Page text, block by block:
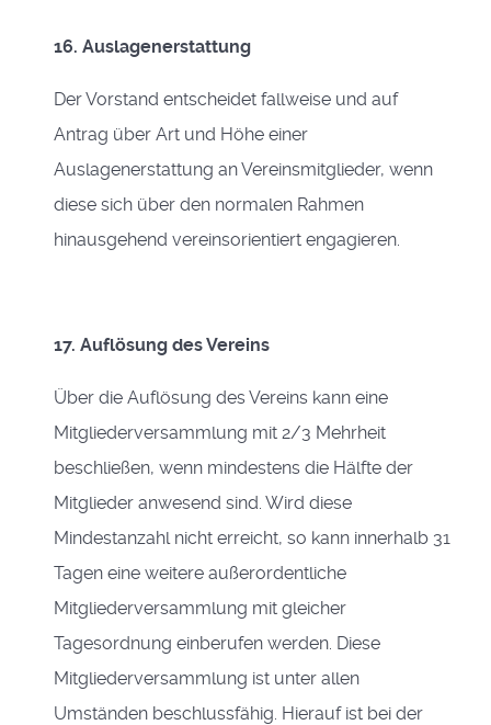
16. Auslagenerstattung
Der Vorstand entscheidet fallweise und auf
Antrag über Art und Höhe einer
Auslagenerstattung an Vereinsmitglieder, wenn
diese sich über den normalen Rahmen
hinausgehend vereinsorientiert engagieren.
17. Auflösung des Vereins
Über die Auflösung des Vereins kann eine
Mitgliederversammlung mit 2/3 Mehrheit
beschließen, wenn mindestens die Hälfte der
Mitglieder anwesend sind. Wird diese
Mindestanzahl nicht erreicht, so kann innerhalb 31
Tagen eine weitere außerordentliche
Mitgliederversammlung mit gleicher
Tagesordnung einberufen werden. Diese
Mitgliederversammlung ist unter allen
Umständen beschlussfähig. Hierauf ist bei der